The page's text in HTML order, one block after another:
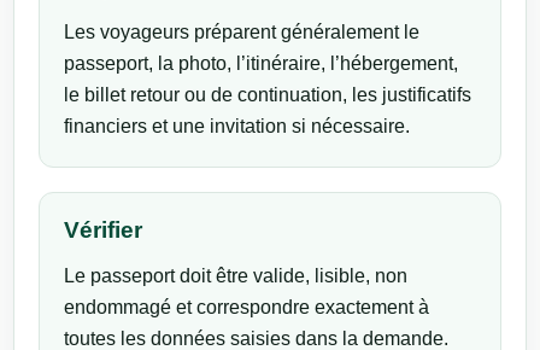
Les voyageurs préparent généralement le
passeport, la photo, l’itinéraire, l’hébergement,
le billet retour ou de continuation, les justificatifs
financiers et une invitation si nécessaire.
Vérifier
Le passeport doit être valide, lisible, non
endommagé et correspondre exactement à
toutes les données saisies dans la demande.